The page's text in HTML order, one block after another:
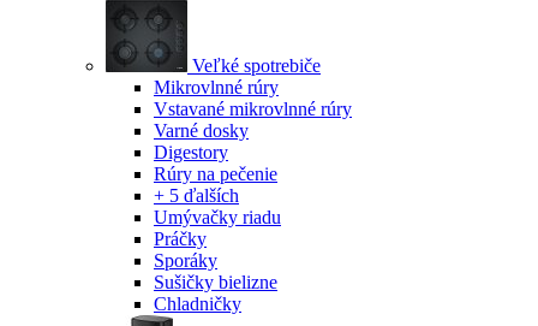
Veľké spotrebiče
Mikrovlnné rúry
Vstavané mikrovlnné rúry
Varné dosky
Digestory
Rúry na pečenie
+ 5 ďalších
Umývačky riadu
Práčky
Sporáky
Sušičky bielizne
Chladničky